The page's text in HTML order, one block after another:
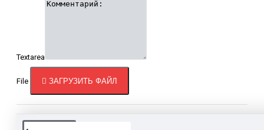
Textarea
File ЗАГРУЗИТЬ ФАЙЛ